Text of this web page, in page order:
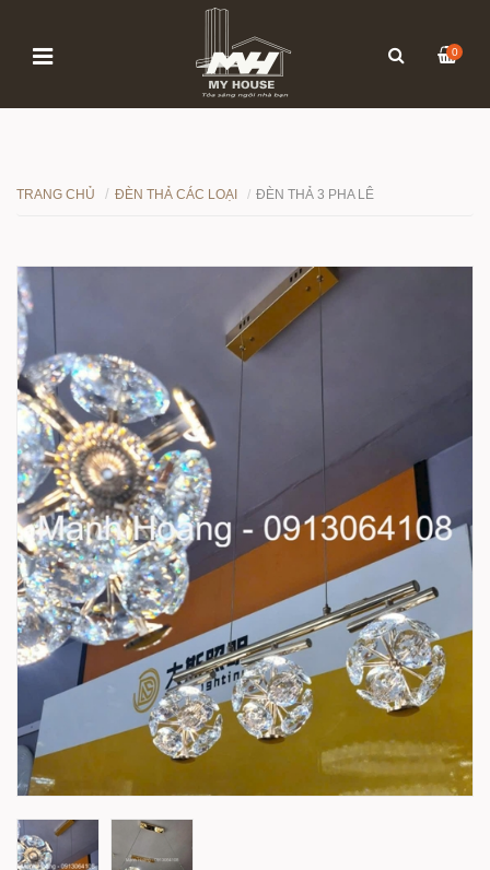
0
TRANG CHỦ ĐÈN THẢ CÁC LOẠI ĐÈN THẢ 3 PHA LÊ